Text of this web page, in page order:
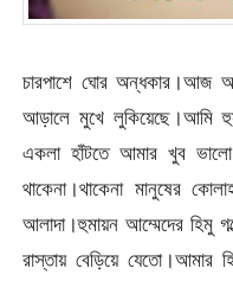
চারপাশে ঘোর অন্ধকার।আজ
আড়ালে মুখে লুকিয়েছে।আমি
একলা হাঁটতে আমার খুব ভালো
থাকেনা।থাকেনা মানুষের
আলাদা।হুমায়ন আম্মেদের হিমু
রাস্তায় বেড়িয়ে যেতো।আমার